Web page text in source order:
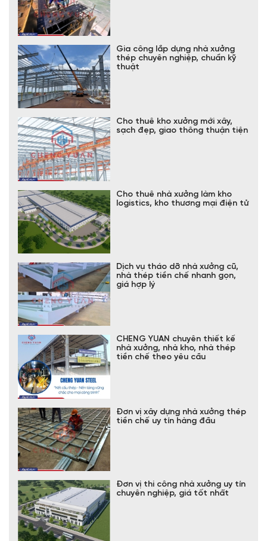
Gia công lắp dựng nhà xưởng
thép chuyên nghiệp, chuẩn kỹ
thuật
Cho thuê kho xưởng mới xây,
sạch đẹp, giao thông thuận tiện
Cho thuê nhà xưởng làm kho
logistics, kho thương mại điện tử
Dịch vụ tháo dỡ nhà xưởng cũ,
nhà thép tiền chế nhanh gọn,
giá hợp lý
CHENG YUAN chuyên thiết kế
nhà xưởng, nhà kho, nhà thép
tiền chế theo yêu cầu
Đơn vị xây dựng nhà xưởng thép
tiền chế uy tín hàng đầu
Đơn vị thi công nhà xưởng uy tín
chuyên nghiệp, giá tốt nhất